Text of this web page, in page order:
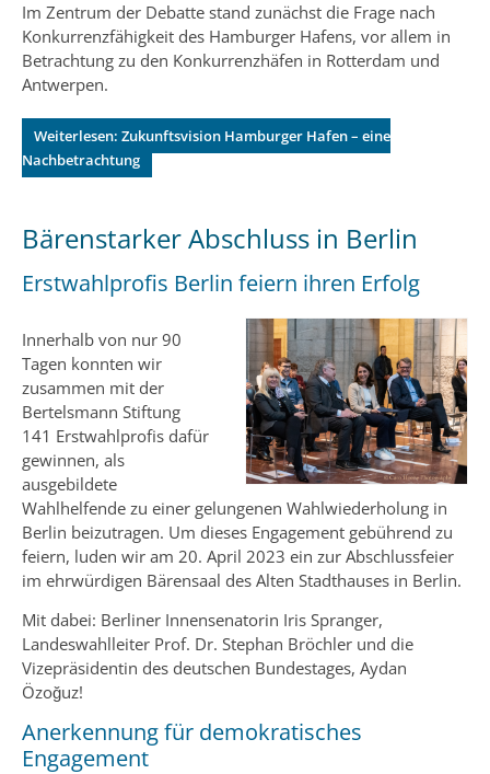
Im Zentrum der Debatte stand zunächst die Frage nach
Konkurrenzfähigkeit des Hamburger Hafens, vor allem in
Betrachtung zu den Konkurrenzhäfen in Rotterdam und
Antwerpen.
Weiterlesen: Zukunftsvision Hamburger Hafen – eine
Nachbetrachtung
Bärenstarker Abschluss in Berlin
Erstwahlprofis Berlin feiern ihren Erfolg
Innerhalb von nur 90
Tagen konnten wir
zusammen mit der
Bertelsmann Stiftung
141 Erstwahlprofis dafür
gewinnen, als
ausgebildete
Wahlhelfende zu einer gelungenen Wahlwiederholung in
Berlin beizutragen. Um dieses Engagement gebührend zu
feiern, luden wir am 20. April 2023 ein zur Abschlussfeier
im ehrwürdigen Bärensaal des Alten Stadthauses in Berlin.
Mit dabei: Berliner Innensenatorin Iris Spranger,
Landeswahlleiter Prof. Dr. Stephan Bröchler und die
Vizepräsidentin des deutschen Bundestages, Aydan
Özoğuz!
Anerkennung für demokratisches
Engagement